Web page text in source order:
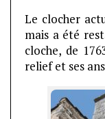
Le clocher
mais a été
cloche, de
relief et ses